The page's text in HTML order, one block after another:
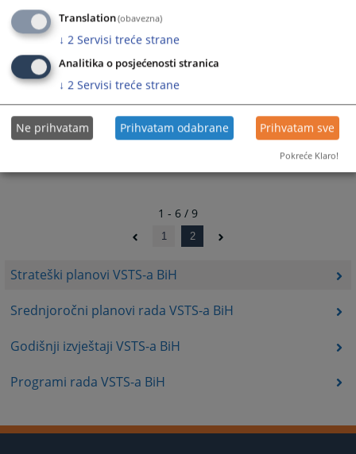
Strateški planovi VSTS-a BiH
Srednjoročni planovi rada VSTS-a BiH
Godišnji izvještaji VSTS-a BiH
Programi rada VSTS-a BiH
shortcuts
for
changing
dates.
for
changing
dates.
25.09.2014.
1 - 6 / 9
1 2
Translation(obavezna)
↓ 2 Servisi treće strane
Analitika o posjećenosti stranica
↓ 2 Servisi treće strane
Ne prihvatam Prihvatam odabrane Prihvatam sve
Pokreće Klaro!